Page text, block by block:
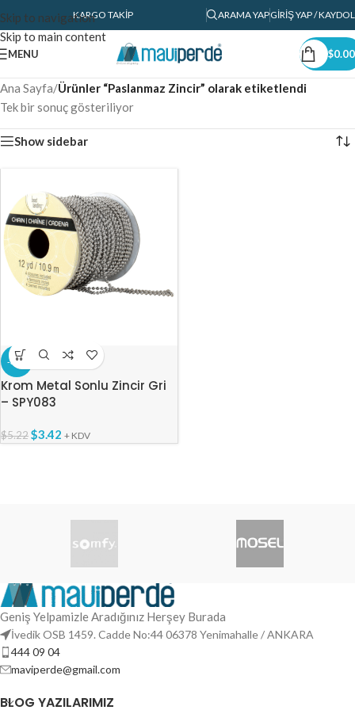
Skip to navigation
Skip to main content
KARGO TAKIP ARAMA YAPGIRIŞ YAP / KAYDOL
MENU $0.00
Ana Sayfa/Ürünler “Paslanmaz Zincir” olarak etiketlendi
Tek bir sonuç gösteriliyor
Show sidebar
-34%
Krom Metal Sonlu Zincir Gri
– SPY083
$5.22$3.42 + KDV
Geniş Yelpamizle Aradığınız Herşey Burada
İvedik OSB 1459. Cadde No:44 06378 Yenimahalle / ANKARA
444 09 04
maviperde@gmail.com
BLOG YAZILARIMIZ